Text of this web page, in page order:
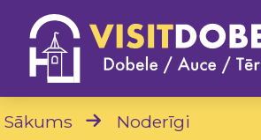
Sākums Noderīgi